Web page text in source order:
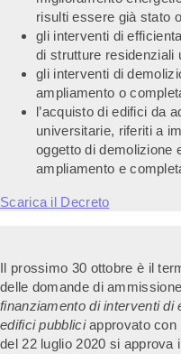
risulti essere già stato
gli interventi di
di strutture residenziali
gli interventi di
ampliamento o
l’acquisto di edifici da
universitarie, riferiti a
oggetto di demolizione
ampliamento e
Scarica il Decreto
Il prossimo 30 ottobre è il
delle domande di
finanziamento di interventi di
edifici pubbliciapprovato con
del 22 luglio 2020 si approva